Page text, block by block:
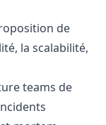
de
la scalabilité,
teams de